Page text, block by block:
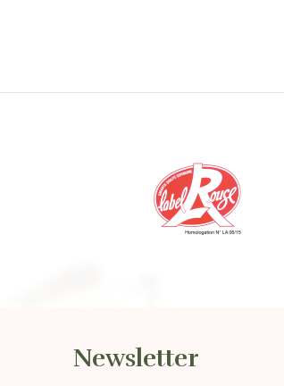
Newsletter